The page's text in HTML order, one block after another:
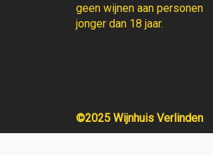
geen wijnen aan personen
jonger dan 18 jaar.
©2025 Wijnhuis Verlinden